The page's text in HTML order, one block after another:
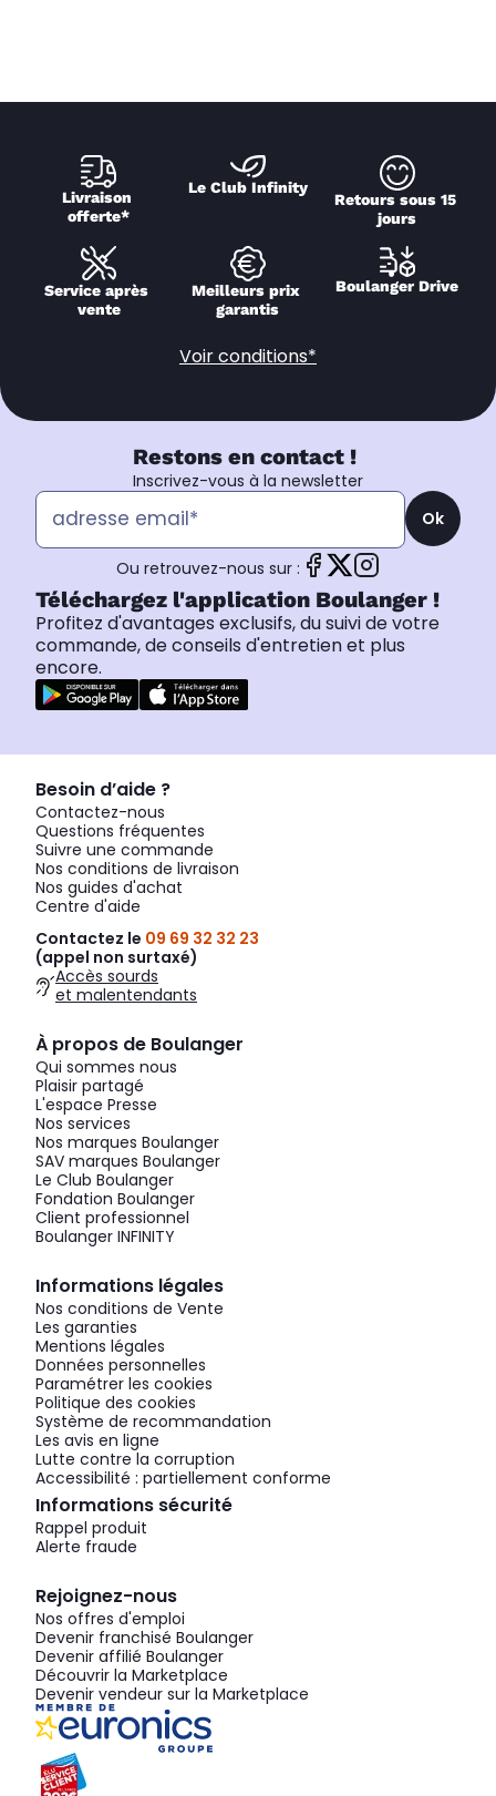
Livraison
offerte*
Le Club Infinity
Retours sous 15
jours
Service après
vente
Meilleurs prix
garantis
Boulanger Drive
Voir conditions*
Restons en contact !
Inscrivez-vous à la newsletter
Ok
Ou retrouvez-nous sur :
Téléchargez l'application Boulanger !
Profitez d'avantages exclusifs, du suivi de votre
commande, de conseils d'entretien et plus
encore.
Besoin d’aide ?
Contactez-nous
Questions fréquentes
Suivre une commande
Nos conditions de livraison
Nos guides d'achat
Centre d'aide
Contactez le 09 69 32 32 23
(appel non surtaxé)
Accès sourds
et malentendants
À propos de Boulanger
Qui sommes nous
Plaisir partagé
L'espace Presse
Nos services
Nos marques Boulanger
SAV marques Boulanger
Le Club Boulanger
Fondation Boulanger
Client professionnel
Boulanger INFINITY
Informations légales
Nos conditions de Vente
Les garanties
Mentions légales
Données personnelles
Paramétrer les cookies
Politique des cookies
Système de recommandation
Les avis en ligne
Lutte contre la corruption
Accessibilité : partiellement conforme
Informations sécurité
Rappel produit
Alerte fraude
Rejoignez-nous
Nos offres d'emploi
Devenir franchisé Boulanger
Devenir affilié Boulanger
Découvrir la Marketplace
Devenir vendeur sur la Marketplace